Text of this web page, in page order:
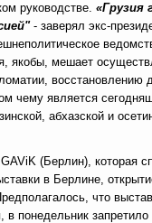
руководстве. «Грузия
- заверял экс-
якобы, мешает
восстановлению
чему является
абхазской и
(Берлин), которая
в Берлине,
что